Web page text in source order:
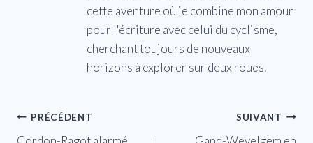
cette aventure où je combine mon amour
pour l'écriture avec celui du cyclisme,
cherchant toujours de nouveaux
horizons à explorer sur deux roues.
Navigation
PRÉCÉDENT SUIVANT